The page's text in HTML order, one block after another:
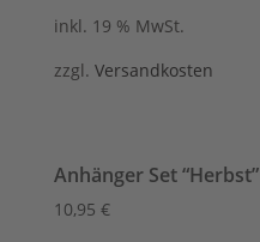
inkl. 19 % MwSt.
zzgl. Versandkosten
Anhänger Set “Herbst”
10,95 €